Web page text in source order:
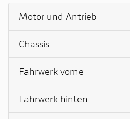
Motor und Antrieb
Chassis
Fahrwerk vorne
Fahrwerk hinten